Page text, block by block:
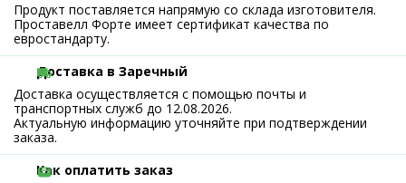
Продукт поставляется напрямую со склада изготовителя.
Проставелл Форте имеет сертификат качества по
евростандарту.
Доставка в Заречный
Доставка осуществляется с помощью почты и
транспортных служб до 12.08.2026.
Актуальную информацию уточняйте при подтверждении
заказа.
Как оплатить заказ